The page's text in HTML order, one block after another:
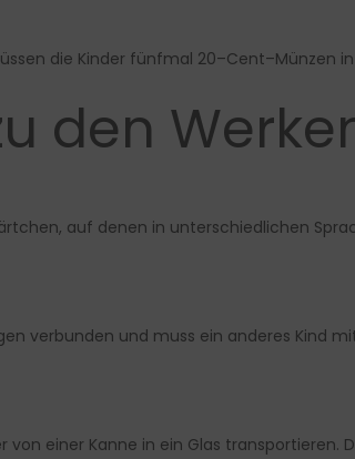
die Kinder fünfmal 20–Cent–Münzen
den
auf denen in unterschiedlichen
verbunden und muss ein anderes Kind
von einer Kanne in ein Glas